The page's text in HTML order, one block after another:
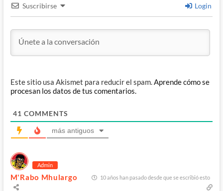
Suscribirse Login
Este sitio usa Akismet para reducir el spam.Aprende cómo se
procesan los datos de tus comentarios.
41 COMMENTS
más antiguos
Admin
M'Rabo Mhulargo 10 años han pasado desde que se escribió esto